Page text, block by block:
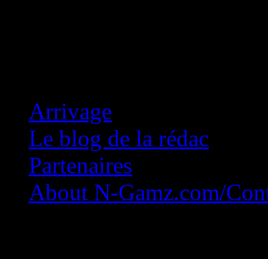
Arrivage
Le blog de la rédac
Partenaires
About N-Gamz.com/